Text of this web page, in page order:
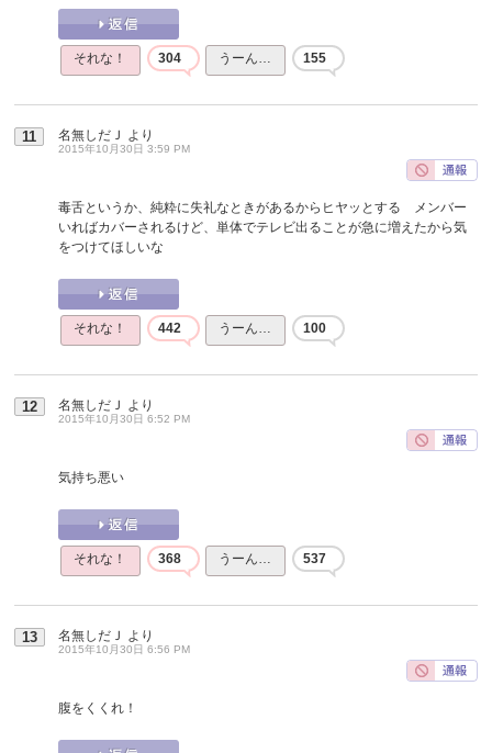
それな！ 304 うーん… 155
11 名無しだＪ より
2015年10月30日 3:59 PM
毒舌というか、純粋に失礼なときがあるからヒヤッとする メンバー
いればカバーされるけど、単体でテレビ出ることが急に増えたから気
をつけてほしいな
それな！ 442 うーん… 100
12 名無しだＪ より
2015年10月30日 6:52 PM
気持ち悪い
それな！ 368 うーん… 537
13 名無しだＪ より
2015年10月30日 6:56 PM
腹をくくれ！